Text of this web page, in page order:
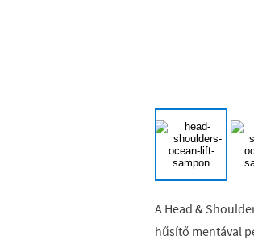
A Head &
hűsítő mentával